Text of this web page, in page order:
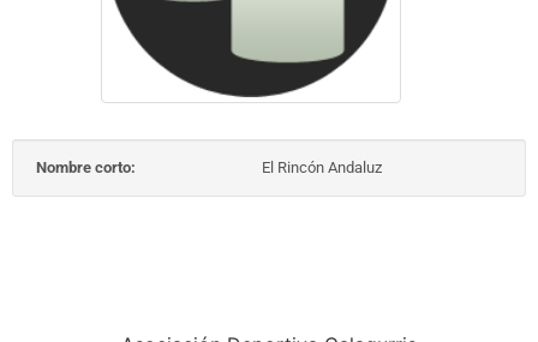
Nombre corto: El Rincón Andaluz